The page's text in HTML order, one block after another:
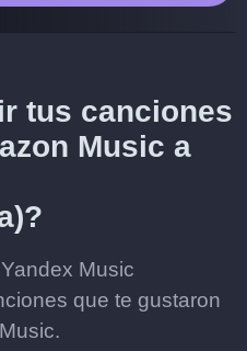
tus canciones
Music a
Music
que te gustaron